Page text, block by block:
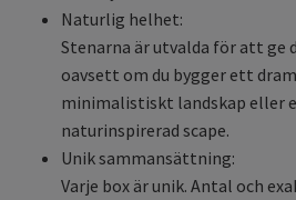
Naturlig helhet:
Stenarna är utvalda för att
oavsett om du bygger ett
minimalistiskt landskap eller
naturinspirerad scape.
Unik sammansättning:
Varje box är unik. Antal och